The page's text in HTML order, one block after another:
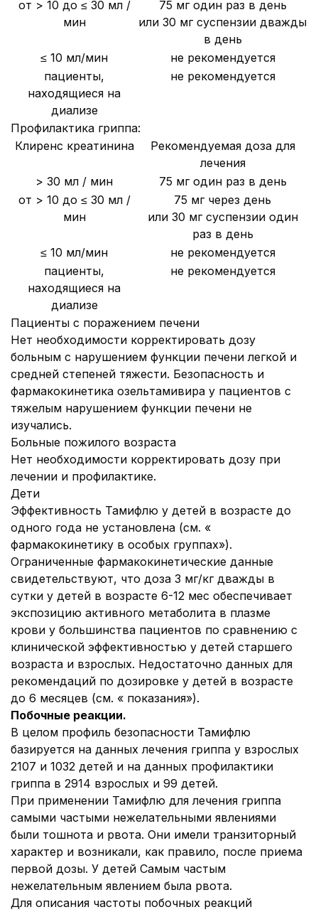
от > 10 до ≤ 30 мл /
мин
75 мг один раз в день
или 30 мг суспензии дважды
в день
≤ 10 мл/мин
не рекомендуется
пациенты,
находящиеся на
диализе
не рекомендуется
Профилактика гриппа:
Клиренс креатинина
Рекомендуемая доза для
лечения
> 30 мл / мин
75 мг один раз в день
от > 10 до ≤ 30 мл /
мин
75 мг через день
или 30 мг суспензии один
раз в день
≤ 10 мл/мин
не рекомендуется
пациенты,
находящиеся на
диализе
не рекомендуется
Пациенты с поражением печени
Нет необходимости корректировать дозу
больным с нарушением функции печени легкой и
средней степеней тяжести. Безопасность и
фармакокинетика озельтамивира у пациентов с
тяжелым нарушением функции печени не
изучались.
Больные пожилого возраста
Нет необходимости корректировать дозу при
лечении и профилактике.
Дети
Эффективность Тамифлю у детей в возрасте до
одного года не установлена (см. «
фармакокинетику в особых группах»).
Ограниченные фармакокинетические данные
свидетельствуют, что доза 3 мг/кг дважды в
сутки у детей в возрасте 6-12 мес обеспечивает
экспозицию активного метаболита в плазме
крови у большинства пациентов по сравнению с
клинической эффективностью у детей старшего
возраста и взрослых. Недостаточно данных для
рекомендаций по дозировке у детей в возрасте
до 6 месяцев (см. « показания»).
Побочные реакции.
В целом профиль безопасности Тамифлю
базируется на данных лечения гриппа у взрослых
2107 и 1032 детей и на данных профилактики
гриппа в 2914 взрослых и 99 детей.
При применении Тамифлю для лечения гриппа
самыми частыми нежелательными явлениями
были тошнота и рвота. Они имели транзиторный
характер и возникали, как правило, после приема
первой дозы. У детей Самым частым
нежелательным явлением была рвота.
Для описания частоты побочных реакций